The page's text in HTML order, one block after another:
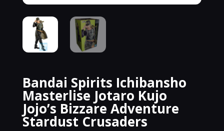
Bandai Spirits Ichibansho
Masterlise Jotaro Kujo
Jojo’s Bizzare Adventure
Stardust Crusaders